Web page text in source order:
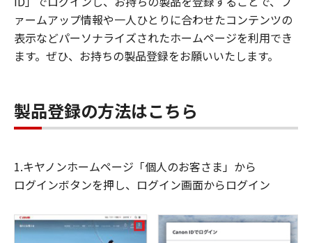
ァームアップ情報や一人ひとりに合わせたコンテンツの
表示などパーソナライズされたホームページを利用でき
ます。ぜひ、お持ちの製品登録をお願いいたします。
製品登録の方法はこちら
1.キヤノンホームページ「個人のお客さま」から
ログインボタンを押し、ログイン画面からログイン